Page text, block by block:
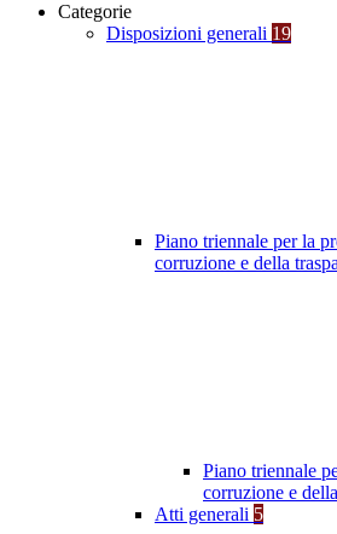
Categorie
Disposizioni generali 19
Piano triennale per la
corruzione e della
Piano triennale
corruzione e
Atti generali 5